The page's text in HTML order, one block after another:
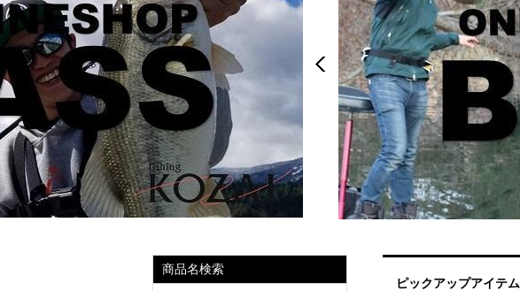
商品名検索
ピックアップアイテム